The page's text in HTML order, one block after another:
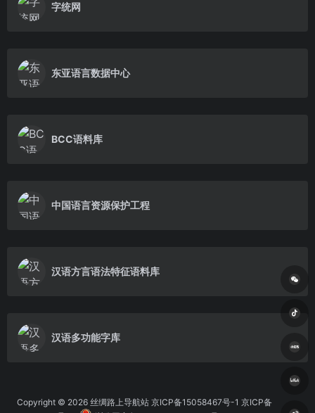
字统网
东亚语言数据中心
BCC语料库
中国语言资源保护工程
汉语方言语法特征语料库
汉语多功能字库
Copyright © 2026 丝绸路上导航站 京ICP备15058467号-1 京ICP备